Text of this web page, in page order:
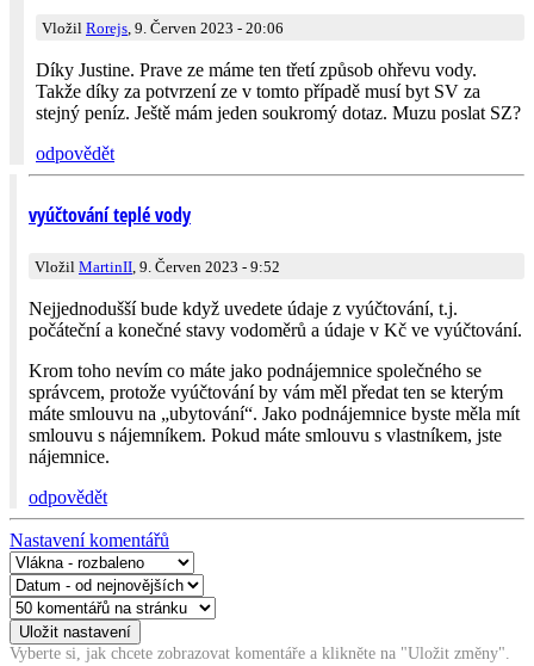
Vložil Rorejs , 9. Červen 2023 - 20:06
Díky Justine. Prave ze máme ten třetí způsob ohřevu vody.
Takže díky za potvrzení ze v tomto případě musí byt SV za
stejný peníz. Ještě mám jeden soukromý dotaz. Muzu poslat SZ?
odpovědět
vyúčtování teplé vody
Vložil MartinII, 9. Červen 2023 - 9:52
Nejjednodušší bude když uvedete údaje z vyúčtování, t.j.
počáteční a konečné stavy vodoměrů a údaje v Kč ve vyúčtování.
Krom toho nevím co máte jako podnájemnice společného se
správcem, protože vyúčtování by vám měl předat ten se kterým
máte smlouvu na „ubytování“. Jako podnájemnice byste měla mít
smlouvu s nájemníkem. Pokud máte smlouvu s vlastníkem, jste
nájemnice.
odpovědět
Nastavení komentářů
Vyberte si, jak chcete zobrazovat komentáře a klikněte na "Uložit změny".